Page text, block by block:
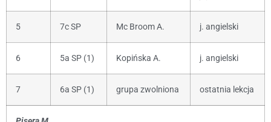
5 7c SP Mc Broom A. j. angielski
6 5a SP (1) Kopińska A. j. angielski
7 6a SP (1) grupa zwolniona ostatnia lekcja